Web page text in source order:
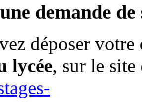
demande
déposer
lycée, sur le